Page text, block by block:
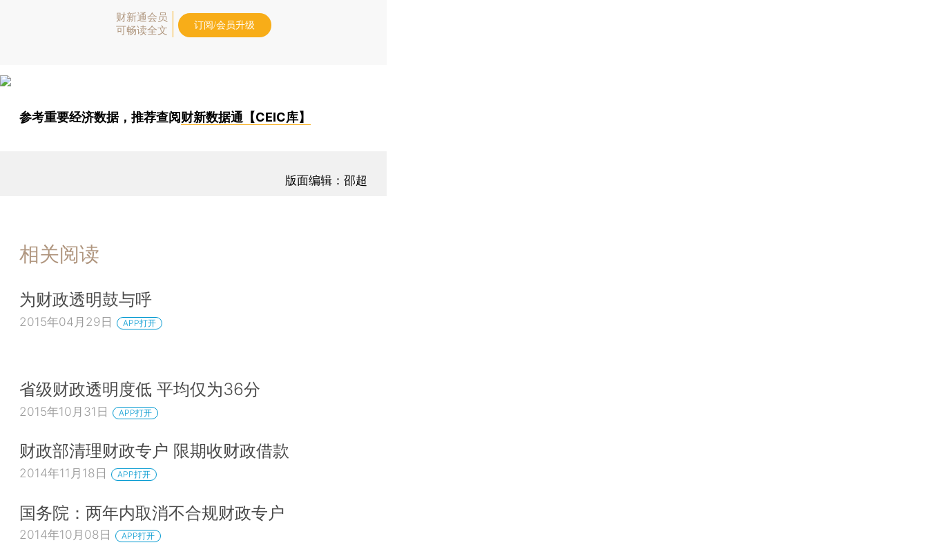
财新通会员
可畅读全文
订阅/会员升级
参考重要经济数据，推荐查阅财新数据通【CEIC库】
版面编辑：邵超
相关阅读
为财政透明鼓与呼
2015年04月29日 APP打开
省级财政透明度低 平均仅为36分
2015年10月31日 APP打开
财政部清理财政专户 限期收财政借款
2014年11月18日 APP打开
国务院：两年内取消不合规财政专户
2014年10月08日 APP打开